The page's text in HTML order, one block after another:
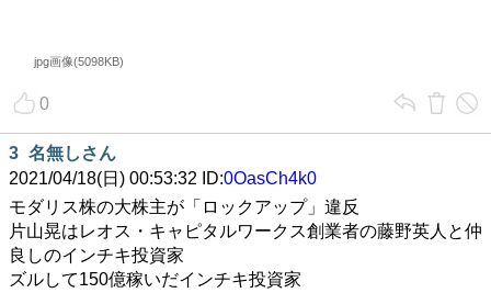
jpg画像(5098KB)
0
3 名無しさん
2021/04/18(日) 00:53:32 ID:0OasCh4k0
モダリス株の大株主が「ロックアップ」違反
片山晃はレオス・キャピタルワークス創業者の藤野英人と仲
良しのインチキ投資家
ズルして150億稼いだインチキ投資家